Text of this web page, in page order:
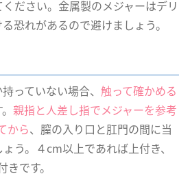
ださい。金属製のメジャーはデリ
恐れがあるので避けましょう。
っていない場合、 触って確かめる
親指と人差し指でメジャーを参考
から、膣の入り口と肛門の間に当
う。４cm以上であれば上付き、
です。